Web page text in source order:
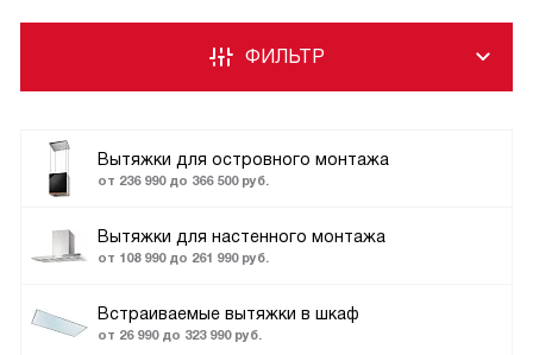
Вытяжки для островного монтажа
от 236 990 до 366 500 руб.
Вытяжки для настенного монтажа
от 108 990 до 261 990 руб.
Встраиваемые вытяжки в шкаф
от 26 990 до 323 990 руб.
ФИЛЬТР